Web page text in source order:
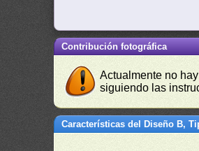
Contribución fotográfica
Actualmente no
siguiendo las
Características del Diseño B,